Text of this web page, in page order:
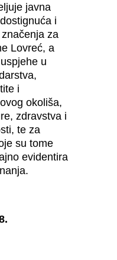
javna
i
za
Lovreć, a
u
i
okoliša,
zdravstva i
te za
su tome
evidentira